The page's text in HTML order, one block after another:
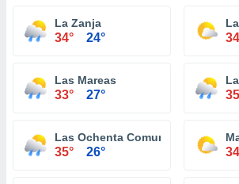
La Zanja
34° 24°
Las Mareas
33° 27°
Las Ochenta Comunidad
35° 26°